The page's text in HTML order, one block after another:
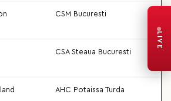
CSM Bucuresti
CSA Steaua Bucuresti
AHC Potaissa Turda
LIVE